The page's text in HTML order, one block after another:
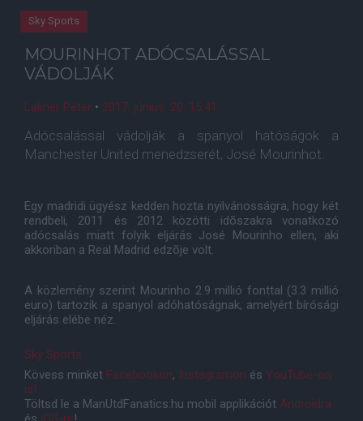
Sky Sports
MOURINHOT ADÓCSALÁSSAL
VÁDOLJÁK
Lakner Péter • 2017. június. 20. 15:41
Adócsalással vádolják a spanyol hatóságok a
Manchester United menedzserét, José Mourinhot.
Egy madridi ügyész kedden hozta nyilvánosságra, hogy két
rendbeli, 2011 és 2012 közötti idõszakra vonatkozó
adócsalás miatt folyik eljárás José Mourinho ellen, aki
akkoriban a Real Madrid edzõje volt.
A közlemény szerint Mourinho 2.9 millió fonttal (3.3 millió
euro) tartozik a spanyol adóhatóságnak, amelyért bírósági
eljárás elébe néz.
Sky Sports
Kövess minket Facebookon, Instagramon és YouTube-on
is!
Töltsd le a ManUtdFanatics.hu mobil applikációt Androidra